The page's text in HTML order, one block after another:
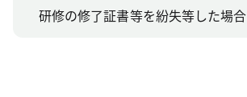
研修の修了証書等を紛失等した場合